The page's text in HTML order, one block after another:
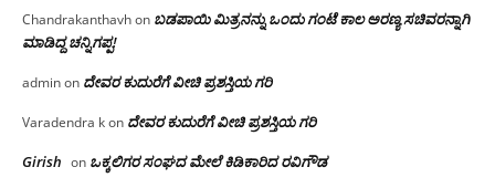
Chandrakanthavhon ಬಡಪಾಯಿ ಮಿತ್ರನನ್ನು ಒಂದು ಗಂಟೆ ಕಾಲ ಅರಣ್ಯ ಸಚಿವರನ್ನಾಗಿ
ಮಾಡಿದ್ದ ಚನ್ನಿಗಪ್ಪ!
adminon ದೇವರ ಕುದುರೆಗೆ ವೀಚಿ ಪ್ರಶಸ್ತಿಯ ಗರಿ
Varadendra kon ದೇವರ ಕುದುರೆಗೆ ವೀಚಿ ಪ್ರಶಸ್ತಿಯ ಗರಿ
Girish on ಒಕ್ಕಲಿಗರ ಸಂಘದ ಮೇಲೆ ಕಿಡಿಕಾರಿದ ರವಿಗೌಡ